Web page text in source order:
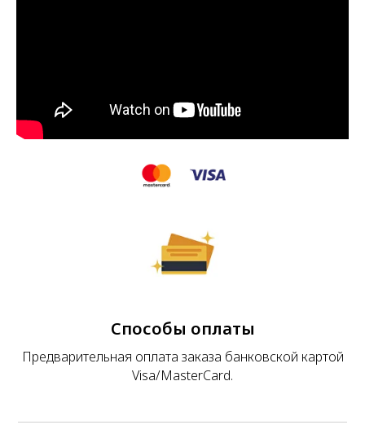
Способы оплаты
Предварительная оплата заказа банковской картой
Visa/MasterCard.